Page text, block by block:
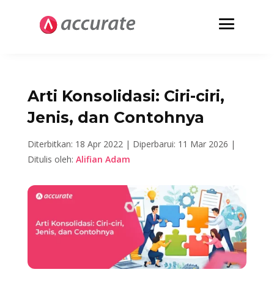
Arti Konsolidasi: Ciri-ciri,
Jenis, dan Contohnya
Diterbitkan: 18 Apr 2022 | Diperbarui: 11 Mar 2026 |
Ditulis oleh: Alifian Adam